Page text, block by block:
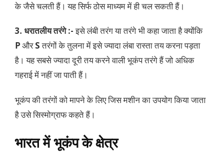
के जैसे चलती हैं। यह सिर्फ ठोस माध्यम में ही चल सकती हैं।
3. धरातलीय तरंगे :-इसे लंबी तरंग या तरंगे भी कहा जाता है क्योंकि
PऔरSतरंगों के तुलना में इसे ज्यादा लंबा रास्ता तय करना पड़ता
है। यह सबसे ज्यादा दूरी तय करने वाली भूकंप तरंगे हैं जो अधिक
गहराई में नहीं जा पाती हैं।
भूकंप की तरंगों को मापने के लिए जिस मशीन का उपयोग किया जाता
है उसे सिस्मोग्राफ कहते हैं।
भारत में भूकंप के क्षेत्र